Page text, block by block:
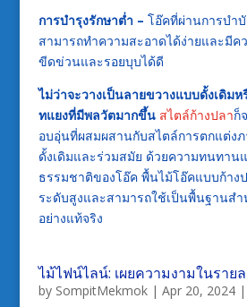
การบำรุงรักษาต่ำ – โอ๊คที่ผ่านการบำ
สามารถทำความสะอาดได้ง่ายและมี
ขีดข่วนและรอยบุบได้ดี
ไม่ว่าจะวางเป็นลายขวางแบบดั้งเดิม
ทแยงที่มีพลวัตมากขึ้น สไตล์ก้างปลาก็
อบอุ่นที่ผสมผสานกับสไตล์การตกแต่ง
ดั้งเดิมและร่วมสมัย ด้วยความทนทาน
ธรรมชาติของโอ๊ค พื้นไม้โอ๊คแบบก้าง
ระดับสูงและสามารถใช้เป็นพื้นฐานส
อย่างแท้จริง
ไม้ไฟน์ไลน์: เผยความงามในราย
by SompitMekmok| Apr 20, 2024|